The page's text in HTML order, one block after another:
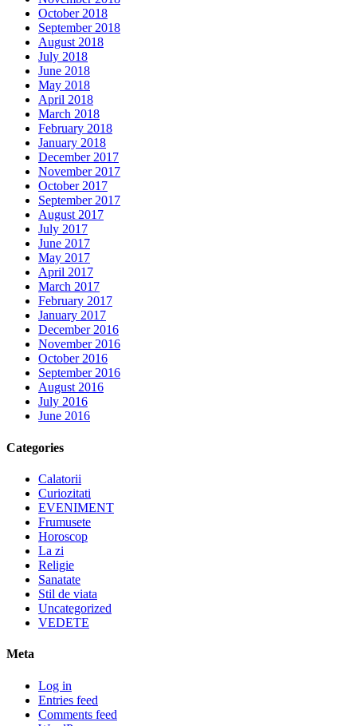
October 2018
September 2018
August 2018
July 2018
June 2018
May 2018
April 2018
March 2018
February 2018
January 2018
December 2017
November 2017
October 2017
September 2017
August 2017
July 2017
June 2017
May 2017
April 2017
March 2017
February 2017
January 2017
December 2016
November 2016
October 2016
September 2016
August 2016
July 2016
June 2016
Categories
Calatorii
Curiozitati
EVENIMENT
Frumusete
Horoscop
La zi
Religie
Sanatate
Stil de viata
Uncategorized
VEDETE
Meta
Log in
Entries feed
Comments feed